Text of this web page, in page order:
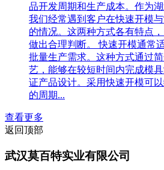
品开发周期和生产成本。作为
我们经常遇到客户在快速开模
的情况。这两种方式各有特点
做出合理判断。 快速开模通常
批量生产需求。这种方式通过
艺，能够在较短时间内完成模
证产品设计。采用快速开模可
的周期...
查看更多
返回顶部
武汉莫百特实业有限公司